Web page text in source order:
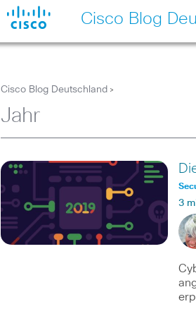
Cisco Blog
Cisco Blog Deutschland >
Jahr
3